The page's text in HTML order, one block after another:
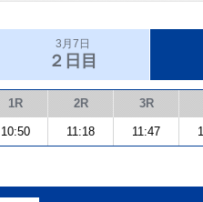
3月7日
２日目
1R 2R 3R
10:50 11:18 11:47